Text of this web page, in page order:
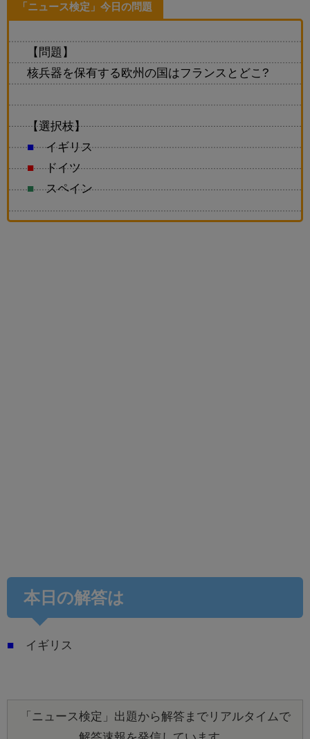
「ニュース検定」今日の問題
【問題】
核兵器を保有する欧州の国はフランスとどこ?
【選択枝】
■イギリス
■ドイツ
■スペイン
本日の解答は
■ イギリス
「ニュース検定」出題から解答までリアルタイムで
解答速報を発信しています。